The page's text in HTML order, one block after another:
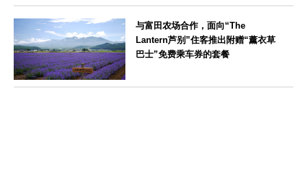
与富田农场合作，面向“The
Lantern芦别”住客推出附赠“薰衣草
巴士”免费乘车券的套餐